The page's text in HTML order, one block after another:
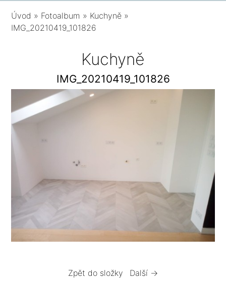
Úvod » Fotoalbum » Kuchyně »
IMG_20210419_101826
Kuchyně
IMG_20210419_101826
Zpět do složky Další →